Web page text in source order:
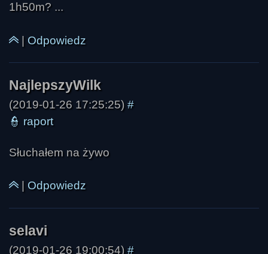
1h50m? ...
| Odpowiedz
(2019-01-26 17:25:25) #
👮 raport
Słuchałem na żywo
Odpowiedz
(2019-01-26 19:00:54) #
Dospas